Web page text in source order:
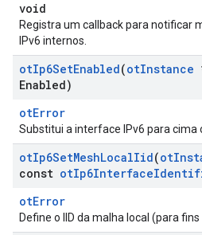
void
Registra um callback para notificar
IPv6 internos.
otIp6SetEnabled(otInstance
Enabled)
otError
Substitui a interface IPv6 para cima
otIp6SetMeshLocalIid(ot
const otIp6Interface
otError
Define o IID da malha local (para fins